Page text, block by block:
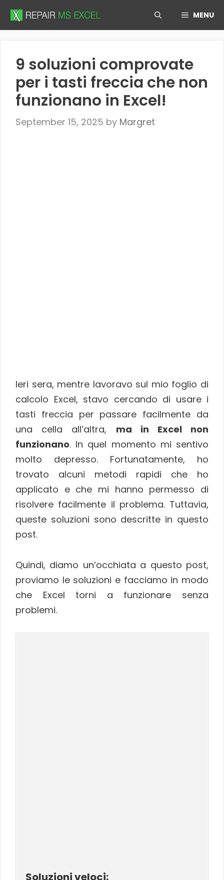
Skip
MENU
9 soluzioni comprovate
per i tasti freccia che non
funzionano in Excel!
September 15, 2025 by Margret
Ieri sera, mentre lavoravo sul mio foglio di
calcolo Excel, stavo cercando di usare i
tasti freccia per passare facilmente da
una cella all’altra, ma in Excel non
funzionano. In quel momento mi sentivo
molto depresso. Fortunatamente, ho
trovato alcuni metodi rapidi che ho
applicato e che mi hanno permesso di
risolvere facilmente il problema. Tuttavia,
queste soluzioni sono descritte in questo
post.
Quindi, diamo un’occhiata a questo post,
proviamo le soluzioni e facciamo in modo
che Excel torni a funzionare senza
problemi.
Soluzioni veloci: